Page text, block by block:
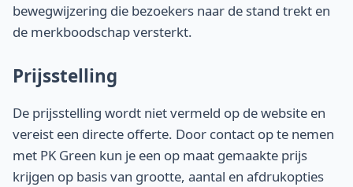
bewegwijzering die bezoekers naar de stand trekt en
de merkboodschap versterkt.
Prijsstelling
De prijsstelling wordt niet vermeld op de website en
vereist een directe offerte. Door contact op te nemen
met PK Green kun je een op maat gemaakte prijs
krijgen op basis van grootte, aantal en afdrukopties